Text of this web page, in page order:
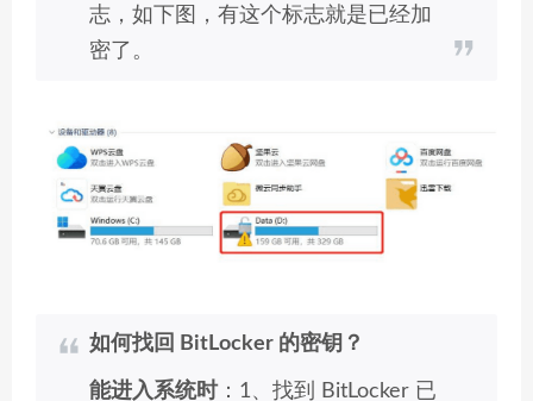
志，如下图，有这个标志就是已经加
密了。
如何找回 BitLocker 的密钥？
能进入系统时：1、找到 BitLocker 已